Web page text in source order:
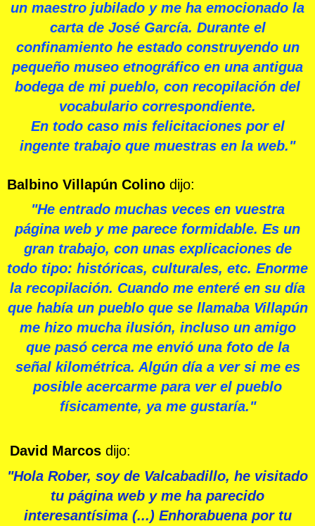
un maestro jubilado y me ha emocionado la
carta de José García. Durante el
confinamiento he estado construyendo un
pequeño museo etnográfico en una antigua
bodega de mi pueblo, con recopilación del
vocabulario correspondiente.
En todo caso mis felicitaciones por el
ingente trabajo que muestras en la web."
Balbino Villapún Colino dijo:
"He entrado muchas veces en vuestra
página web y me parece formidable. Es un
gran trabajo, con unas explicaciones de
todo tipo: históricas, culturales, etc. Enorme
la recopilación. Cuando me enteré en su día
que había un pueblo que se llamaba Villapún
me hizo mucha ilusión, incluso un amigo
que pasó cerca me envió una foto de la
señal kilométrica. Algún día a ver si me es
posible acercarme para ver el pueblo
físicamente, ya me gustaría."
David Marcos dijo:
"Hola Rober, soy de Valcabadillo, he visitado
tu página web y me ha parecido
interesantísima (...) Enhorabuena por tu